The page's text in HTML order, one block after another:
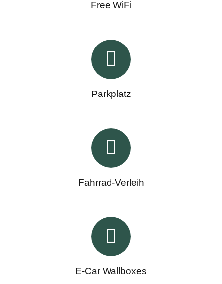
Free WiFi
Parkplatz
Fahrrad-Verleih
E-Car Wallboxes